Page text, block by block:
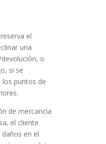
el
una
o
si se
los puntos de
de mercancía
el cliente
en el